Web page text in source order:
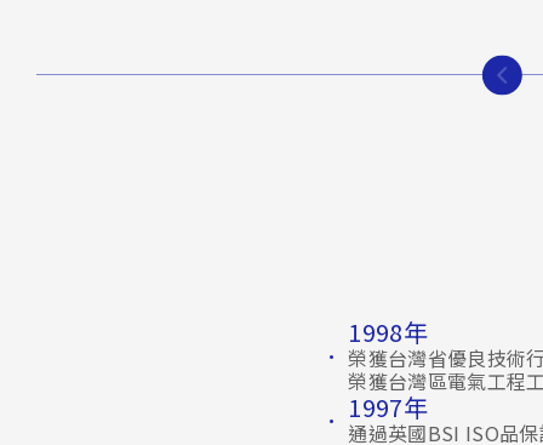
1998年
榮獲台灣省優良技術
榮獲台灣區電氣工程
1997年
通過英國BSI ISO品
榮獲台灣董事會頒贈2025年外
榮獲勞動部【114年推動職業
2024年